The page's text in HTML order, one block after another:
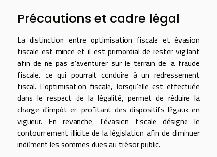
Précautions et cadre légal
La distinction entre optimisation fiscale et évasion
fiscale est mince et il est primordial de rester vigilant
afin de ne pas s'aventurer sur le terrain de la fraude
fiscale, ce qui pourrait conduire à un redressement
fiscal. L'optimisation fiscale, lorsqu'elle est effectuée
dans le respect de la légalité, permet de réduire la
charge d'impôt en profitant des dispositifs légaux en
vigueur. En revanche, l'évasion fiscale désigne le
contournement illicite de la législation afin de diminuer
indûment les sommes dues au trésor public.